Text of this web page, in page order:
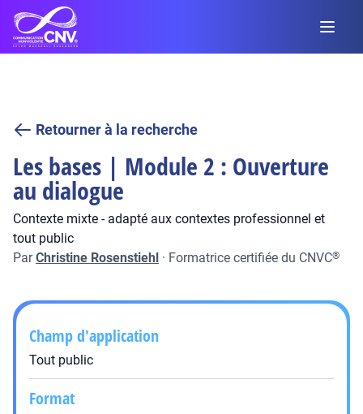
Retourner à la recherche
Les bases | Module 2 : Ouverture
au dialogue
Contexte mixte - adapté aux contextes professionnel et
tout public
ParChristine Rosenstiehl · Formatrice certifiée du CNVC®
Champ d'application
Tout public
Format